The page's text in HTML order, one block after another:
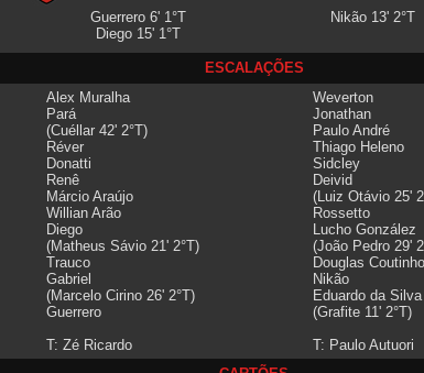
Guerrero 6' 1°T
Diego 15' 1°T
Nikão 13' 2°T
ESCALAÇÕES
Alex Muralha
Pará
(Cuéllar 42' 2°T)
Réver
Donatti
Renê
Márcio Araújo
Willian Arão
Diego
(Matheus Sávio 21' 2°T)
Trauco
Gabriel
(Marcelo Cirino 26' 2°T)
Guerrero
T: Zé Ricardo
Weverton
Jonathan
Paulo André
Thiago Heleno
Sidcley
Deivid
(Luiz Otávio 25'
Rossetto
Lucho González
(João Pedro 29'
Douglas Coutinho
Nikão
Eduardo da Silva
(Grafite 11' 2°T)
T: Paulo Autuori